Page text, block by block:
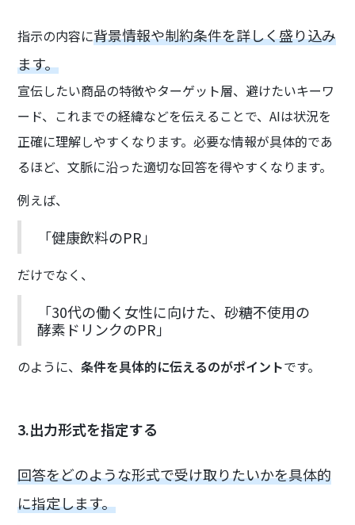
指示の内容に背景情報や制約条件を詳しく盛り込み
ます。
宣伝したい商品の特徴やターゲット層、避けたいキーワ
ード、これまでの経緯などを伝えることで、AIは状況を
正確に理解しやすくなります。必要な情報が具体的であ
るほど、文脈に沿った適切な回答を得やすくなります。
例えば、
「健康飲料のPR」
だけでなく、
「30代の働く女性に向けた、砂糖不使用の
酵素ドリンクのPR」
のように、条件を具体的に伝えるのがポイントです。
3.出力形式を指定する
回答をどのような形式で受け取りたいかを具体的
に指定します。